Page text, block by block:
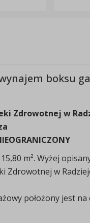
boksu
Zdrowotnej w
m². Wyżej
Zdrowotnej w
położony jest na